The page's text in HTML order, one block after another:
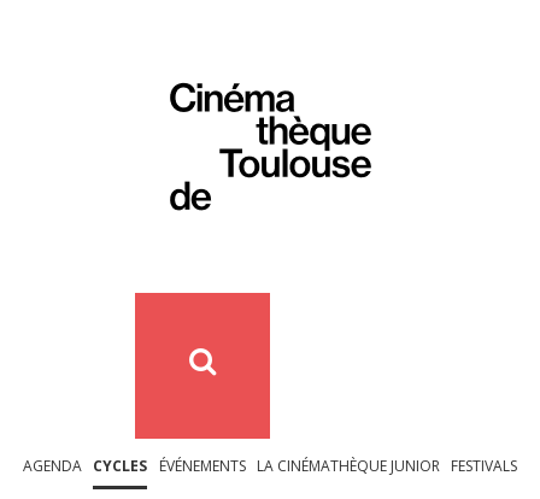
AGENDA CYCLES ÉVÉNEMENTS LA CINÉMATHÈQUE JUNIOR FESTIVALS